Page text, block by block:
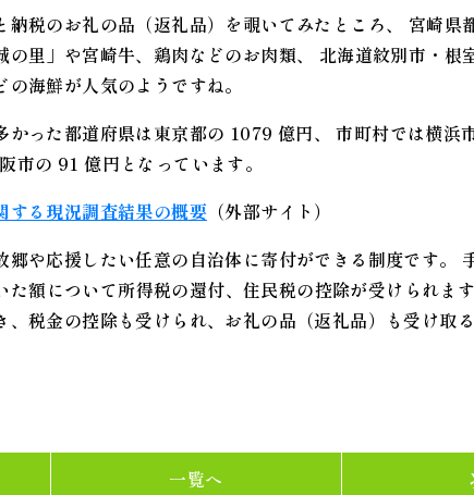
税のお礼の品（返礼品）を覗いてみたところ、 宮崎県
里」や宮崎牛、鶏肉などのお肉類、 北海道紋別市・根
海鮮が人気のようですね。
かった都道府県は東京都の 1079 億円、 市町村では横浜
市の 91 億円となっています。
する現況調査結果の概要 （外部サイト）
や応援したい任意の自治体に寄付ができる制度です。
額について所得税の還付、住民税の控除が受けられま
、税金の控除も受けられ、お礼の品（返礼品）も受け取
一覧へ